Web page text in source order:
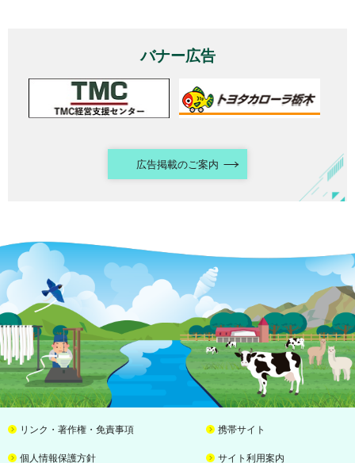
バナー広告
広告掲載のご案内
リンク・著作権・免責事項 携帯サイト
個人情報保護方針 サイト利用案内